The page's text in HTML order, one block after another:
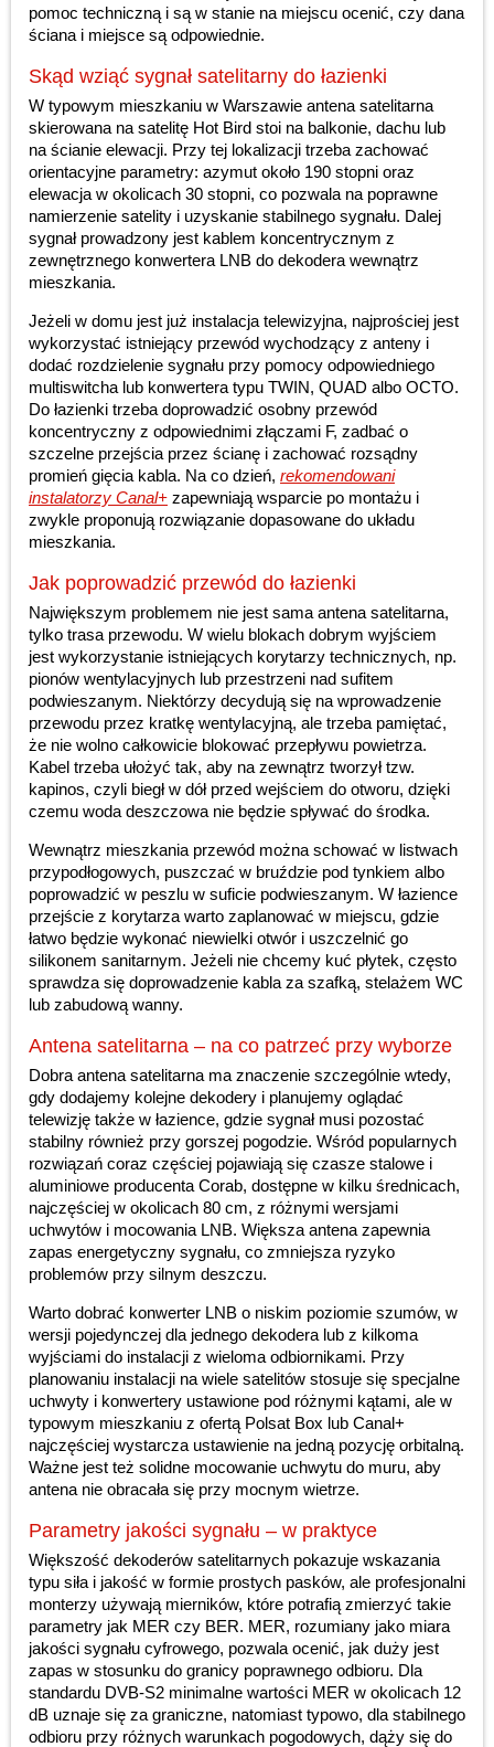
pomoc techniczną i są w stanie na miejscu ocenić, czy dana
ściana i miejsce są odpowiednie.
Skąd wziąć sygnał satelitarny do łazienki
W typowym mieszkaniu w Warszawie antena satelitarna
skierowana na satelitę Hot Bird stoi na balkonie, dachu lub
na ścianie elewacji. Przy tej lokalizacji trzeba zachować
orientacyjne parametry: azymut około 190 stopni oraz
elewacja w okolicach 30 stopni, co pozwala na poprawne
namierzenie satelity i uzyskanie stabilnego sygnału. Dalej
sygnał prowadzony jest kablem koncentrycznym z
zewnętrznego konwertera LNB do dekodera wewnątrz
mieszkania.
Jeżeli w domu jest już instalacja telewizyjna, najprościej jest
wykorzystać istniejący przewód wychodzący z anteny i
dodać rozdzielenie sygnału przy pomocy odpowiedniego
multiswitcha lub konwertera typu TWIN, QUAD albo OCTO.
Do łazienki trzeba doprowadzić osobny przewód
koncentryczny z odpowiednimi złączami F, zadbać o
szczelne przejścia przez ścianę i zachować rozsądny
promień gięcia kabla. Na co dzień, rekomendowani
instalatorzy Canal+ zapewniają wsparcie po montażu i
zwykle proponują rozwiązanie dopasowane do układu
mieszkania.
Jak poprowadzić przewód do łazienki
Największym problemem nie jest sama antena satelitarna,
tylko trasa przewodu. W wielu blokach dobrym wyjściem
jest wykorzystanie istniejących korytarzy technicznych, np.
pionów wentylacyjnych lub przestrzeni nad sufitem
podwieszanym. Niektórzy decydują się na wprowadzenie
przewodu przez kratkę wentylacyjną, ale trzeba pamiętać,
że nie wolno całkowicie blokować przepływu powietrza.
Kabel trzeba ułożyć tak, aby na zewnątrz tworzył tzw.
kapinos, czyli biegł w dół przed wejściem do otworu, dzięki
czemu woda deszczowa nie będzie spływać do środka.
Wewnątrz mieszkania przewód można schować w listwach
przypodłogowych, puszczać w bruździe pod tynkiem albo
poprowadzić w peszlu w suficie podwieszanym. W łazience
przejście z korytarza warto zaplanować w miejscu, gdzie
łatwo będzie wykonać niewielki otwór i uszczelnić go
silikonem sanitarnym. Jeżeli nie chcemy kuć płytek, często
sprawdza się doprowadzenie kabla za szafką, stelażem WC
lub zabudową wanny.
Antena satelitarna – na co patrzeć przy wyborze
Dobra antena satelitarna ma znaczenie szczególnie wtedy,
gdy dodajemy kolejne dekodery i planujemy oglądać
telewizję także w łazience, gdzie sygnał musi pozostać
stabilny również przy gorszej pogodzie. Wśród popularnych
rozwiązań coraz częściej pojawiają się czasze stalowe i
aluminiowe producenta Corab, dostępne w kilku średnicach,
najczęściej w okolicach 80 cm, z różnymi wersjami
uchwytów i mocowania LNB. Większa antena zapewnia
zapas energetyczny sygnału, co zmniejsza ryzyko
problemów przy silnym deszczu.
Warto dobrać konwerter LNB o niskim poziomie szumów, w
wersji pojedynczej dla jednego dekodera lub z kilkoma
wyjściami do instalacji z wieloma odbiornikami. Przy
planowaniu instalacji na wiele satelitów stosuje się specjalne
uchwyty i konwertery ustawione pod różnymi kątami, ale w
typowym mieszkaniu z ofertą Polsat Box lub Canal+
najczęściej wystarcza ustawienie na jedną pozycję orbitalną.
Ważne jest też solidne mocowanie uchwytu do muru, aby
antena nie obracała się przy mocnym wietrze.
Parametry jakości sygnału – w praktyce
Większość dekoderów satelitarnych pokazuje wskazania
typu siła i jakość w formie prostych pasków, ale profesjonalni
monterzy używają mierników, które potrafią zmierzyć takie
parametry jak MER czy BER. MER, rozumiany jako miara
jakości sygnału cyfrowego, pozwala ocenić, jak duży jest
zapas w stosunku do granicy poprawnego odbioru. Dla
standardu DVB-S2 minimalne wartości MER w okolicach 12
dB uznaje się za graniczne, natomiast typowo, dla stabilnego
odbioru przy różnych warunkach pogodowych, dąży się do